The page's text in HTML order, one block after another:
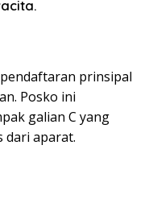
prinsipal
Posko ini
galian C yang
dari aparat.